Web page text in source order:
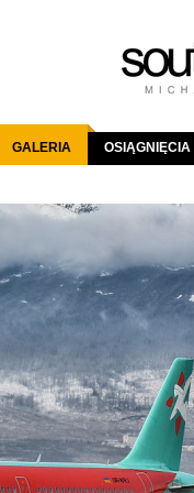
GALERIA OSIĄGNIĘCIA